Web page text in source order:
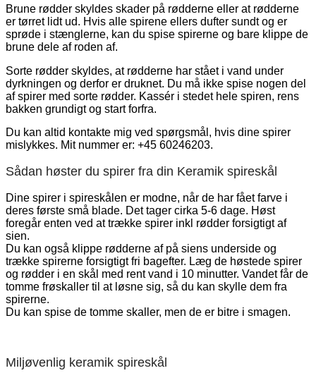
Brune rødder skyldes skader på rødderne eller at rødderne
er tørret lidt ud. Hvis alle spirene ellers dufter sundt og er
sprøde i stænglerne, kan du spise spirerne og bare klippe de
brune dele af roden af.
Sorte rødder skyldes, at rødderne har stået i vand under
dyrkningen og derfor er druknet. Du må ikke spise nogen del
af spirer med sorte rødder. Kassér i stedet hele spiren, rens
bakken grundigt og start forfra.
Du kan altid kontakte mig ved spørgsmål, hvis dine spirer
mislykkes. Mit nummer er: +45 60246203.
Sådan høster du spirer fra din Keramik spireskål
Dine spirer i spireskålen er modne, når de har fået farve i
deres første små blade. Det tager cirka 5-6 dage. Høst
foregår enten ved at trække spirer inkl rødder forsigtigt af
sien.
Du kan også klippe rødderne af på siens underside og
trække spirerne forsigtigt fri bagefter. Læg de høstede spirer
og rødder i en skål med rent vand i 10 minutter. Vandet får de
tomme frøskaller til at løsne sig, så du kan skylle dem fra
spirerne.
Du kan spise de tomme skaller, men de er bitre i smagen.
Miljøvenlig keramik spireskål